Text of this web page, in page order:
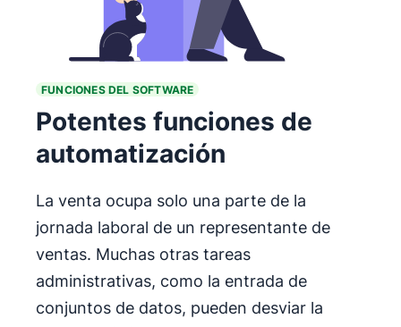
FUNCIONES DEL SOFTWARE
Potentes funciones de
automatización
La venta ocupa solo una parte de la
jornada laboral de un representante de
ventas. Muchas otras tareas
administrativas, como la entrada de
conjuntos de datos, pueden desviar la